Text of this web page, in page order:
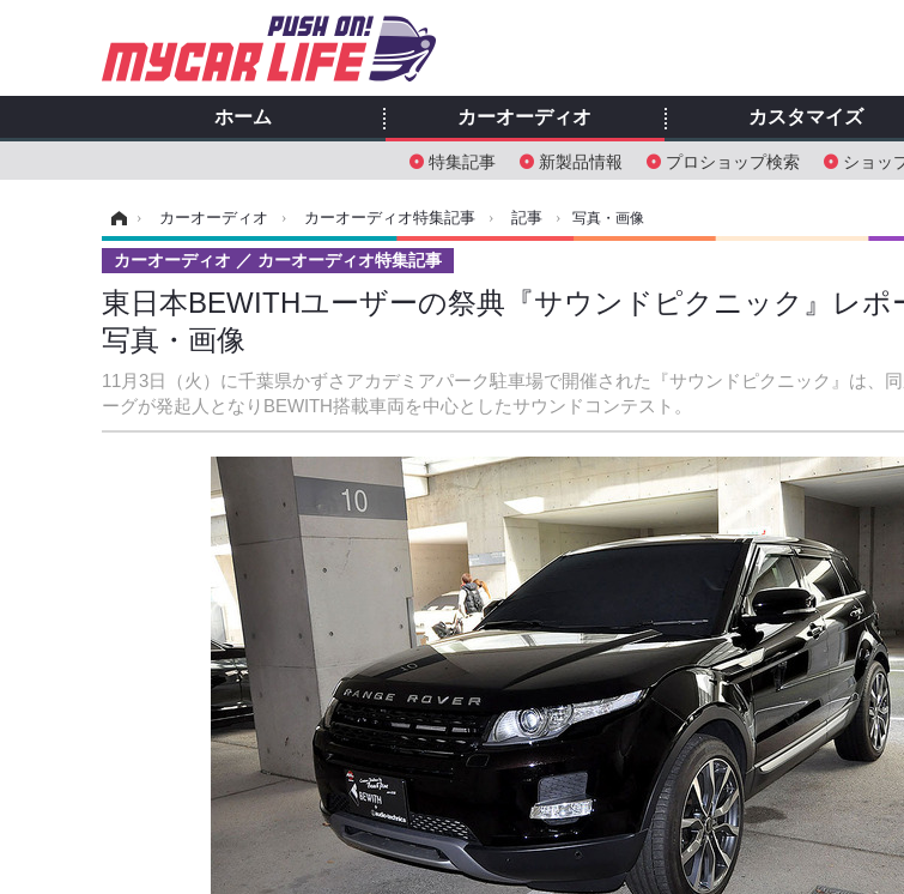
ホーム カーオーディオ
特集記事 新製品情報 プロショップ検索 ショッ
カスタマイズ
› カーオーディオ › カーオーディオ特集記事 › 記事 › 写真・画像
東日本BEWITHユーザーの祭典『サウンドピクニック』レポ
写真・画像
11月3日（火）に千葉県かずさアカデミアパーク駐車場で開催された『サウンドピクニック』は、
ーグが発起人となりBEWITH搭載車両を中心としたサウンドコンテスト。
カーオーディオ カーオーディオ特集記事